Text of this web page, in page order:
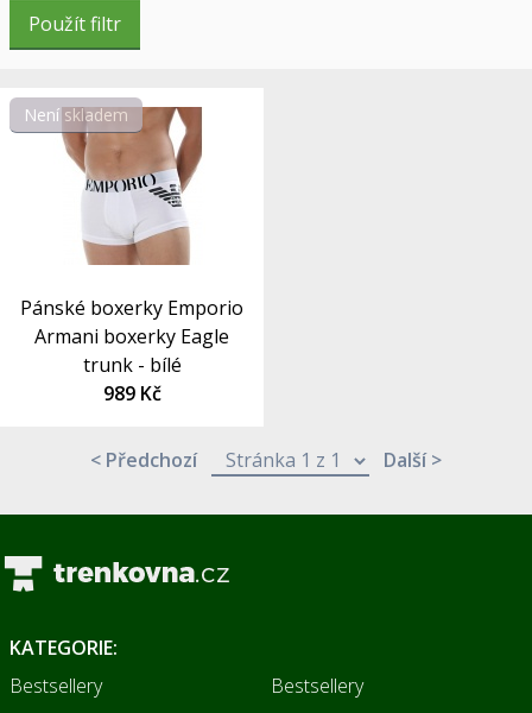
Není skladem
Pánské boxerky Emporio
Armani boxerky Eagle
trunk - bílé
989 Kč
< Předchozí Další >
KATEGORIE:
Bestsellery
Bestsellery